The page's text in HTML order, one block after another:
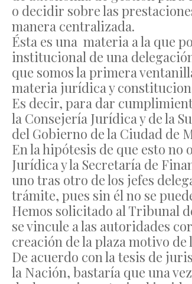
o decidir sobre las
manera centralizada.
Ésta es una materia a la que
institucional de una
que somos la primera
materia jurídica y
Es decir, para dar
la Consejería Jurídica y de la
del Gobierno de la Ciudad de
En la hipótesis de que esto
Jurídica y la Secretaría de
uno tras otro de los jefes
trámite, pues sin él no se
Hemos solicitado al Tribunal
se vincule a las autoridades
creación de la plaza motivo de
De acuerdo con la tesis de
la Nación, bastaría que una